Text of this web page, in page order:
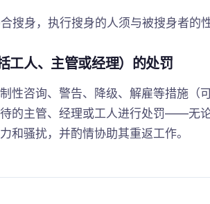
搜身，执行搜身的人须与被搜身者的性
工人、主管或经理）的处罚
性咨询、警告、降级、解雇等措施（
的主管、经理或工人进行处罚——无
骚扰，并酌情协助其重返工作。